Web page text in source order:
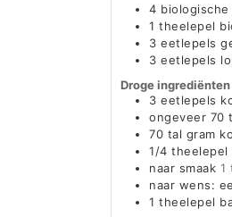
4
1 theelepel
3 eetlepels
3 eetlepels
Droge ingrediënten
3 eetlepels
ongeveer 70
70 tal gram
1/4 theelepel
naar smaak 1
naar wens:
1 theelepel